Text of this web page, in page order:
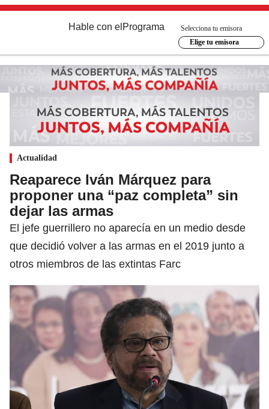
Hable con el Programa
Selecciona tu emisora
Elige tu emisora
Actualidad
Reaparece Iván Márquez para
proponer una “paz completa” sin
dejar las armas
El jefe guerrillero no aparecía en un medio desde
que decidió volver a las armas en el 2019 junto a
otros miembros de las extintas Farc